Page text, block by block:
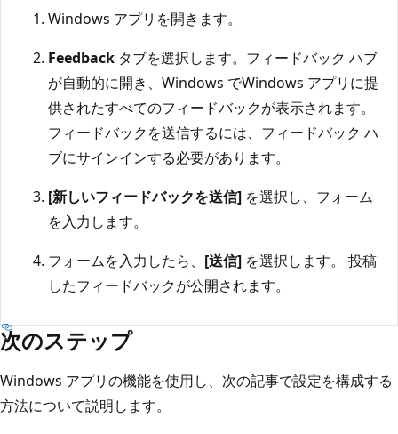
Windows アプリを開きます。
Feedback タブを選択します。フィードバック ハブ
が自動的に開き、Windows でWindows アプリに提
供されたすべてのフィードバックが表示されます。
フィードバックを送信するには、フィードバック ハ
ブにサインインする必要があります。
[新しいフィードバックを送信] を選択し、フォーム
を入力します。
フォームを入力したら、 [送信] を選択します。 投稿
したフィードバックが公開されます。
次のステップ
Windows アプリの機能を使用し、次の記事で設定を構成する
方法について説明します。